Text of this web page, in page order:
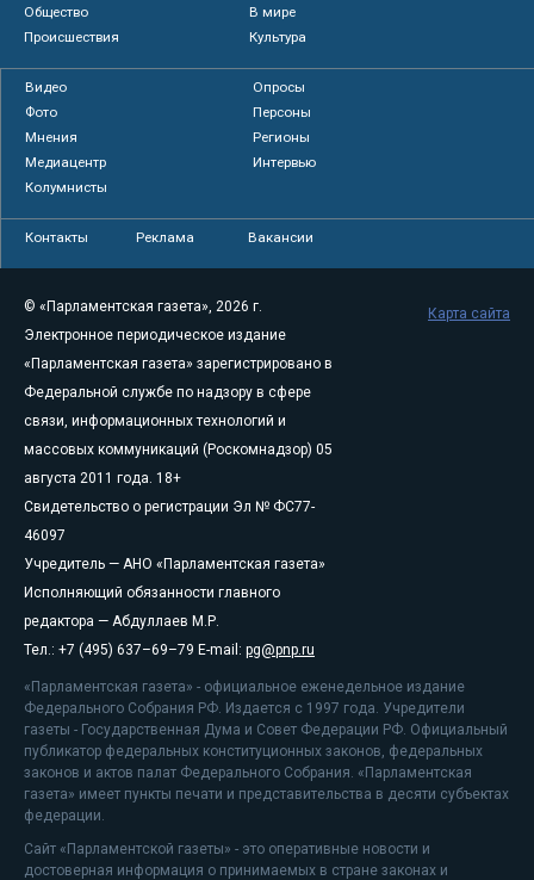
Общество
В мире
Происшествия
Культура
Видео
Опросы
Фото
Персоны
Мнения
Регионы
Медиацентр
Интервью
Колумнисты
Контакты Реклама Вакансии
© «Парламентская газета», 2026 г.
Электронное периодическое издание
«Парламентская газета» зарегистрировано в
Федеральной службе по надзору в сфере
связи, информационных технологий и
массовых коммуникаций (Роскомнадзор) 05
августа 2011 года. 18+
Свидетельство о регистрации Эл № ФС77-
46097
Учредитель — АНО «Парламентская газета»
Исполняющий обязанности главного
редактора — Абдуллаев М.Р.
Тел.: +7 (495) 637–69–79 E-mail: pg@pnp.ru
«Парламентская газета» - официальное еженедельное издание
Федерального Собрания РФ. Издается с 1997 года. Учредители
газеты - Государственная Дума и Совет Федерации РФ. Официальный
публикатор федеральных конституционных законов, федеральных
законов и актов палат Федерального Собрания. «Парламентская
газета» имеет пункты печати и представительства в десяти субъектах
федерации.
Сайт «Парламентской газеты» - это оперативные новости и
достоверная информация о принимаемых в стране законах и
Карта сайта